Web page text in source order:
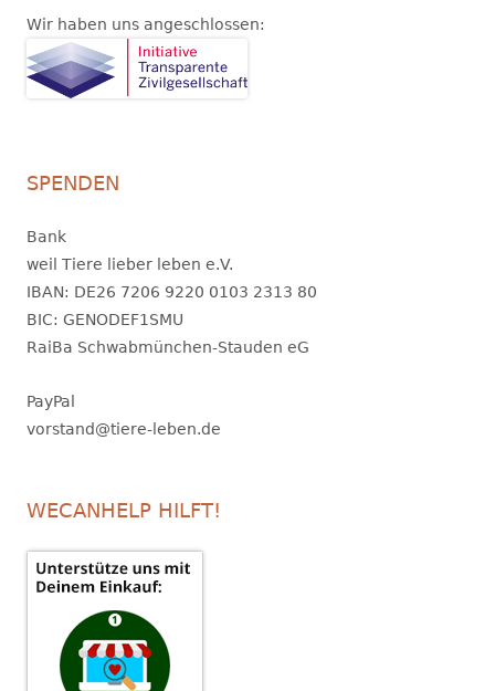
Wir haben uns angeschlossen:
SPENDEN
Bank
weil Tiere lieber leben e.V.
IBAN: DE26 7206 9220 0103 2313 80
BIC: GENODEF1SMU
RaiBa Schwabmünchen-Stauden eG
PayPal
vorstand@tiere-leben.de
WECANHELP HILFT!